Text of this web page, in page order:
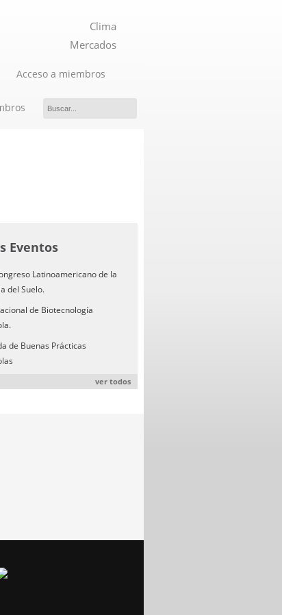
Clima
Mercados
Acceso a miembros
Eventos
Latinoamericano de la
del Suelo.
de Biotecnología
de Buenas Prácticas
ver todos